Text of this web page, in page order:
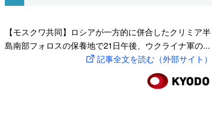
文化
動画/Live
スポーツ・東京2020
【モスクワ共同】ロシアが一方的に併合したクリミア半
島南部フォロスの保養地で21日午後、ウクライナ軍の...
記事全文を読む（外部サイト）